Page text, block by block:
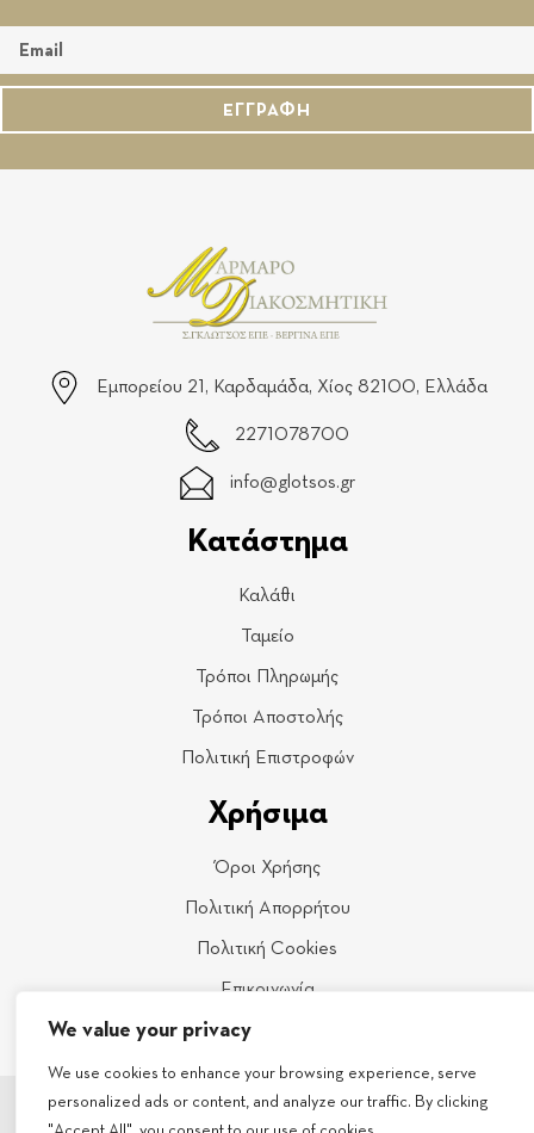
We value your privacy
We use cookies to enhance your browsing experience, serve
personalized ads or content, and analyze our traffic. By clicking
ΕΓΓΡΑΦΗ
Εμπορείου 21, Καρδαμάδα, Χίος 82100, Ελλάδα
2271078700
info@glotsos.gr
Κατάστημα
Καλάθι
Ταμείο
Τρόποι Πληρωμής
Τρόποι Αποστολής
Πολιτική Επιστροφών
Χρήσιμα
Όροι Χρήσης
Πολιτική Απορρήτου
Πολιτική Cookies
Επικοινωνία
© Copyright 2026 - Σ. Γκλώτσος ΕΠΕ - All rights reserved